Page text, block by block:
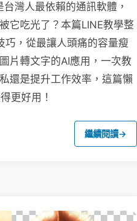
灣人最依賴的通訊軟體，
它吃光了？本篇LINE教學整
巧，從最讓人頭痛的容量瘦
片轉文字的AI應用，一次教
還是提升工作效率，這篇懶
更好用！
繼續閱讀→